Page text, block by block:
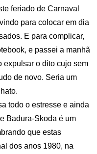
feriado de Carnaval
para colocar em dia
E para complicar,
e passei a manhã
expulsar o dito cujo sem
de novo. Seria um
todo o estresse e ainda
Badura-Skoda é um
que estas
dos anos 1980, na